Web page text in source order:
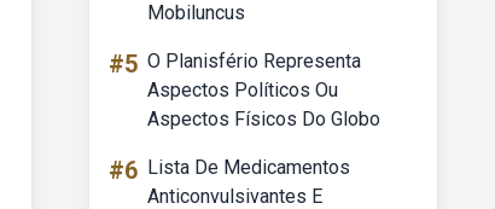
Mobiluncus
#5 O Planisfério Representa
Aspectos Políticos Ou
Aspectos Físicos Do Globo
#6 Lista De Medicamentos
Anticonvulsivantes E